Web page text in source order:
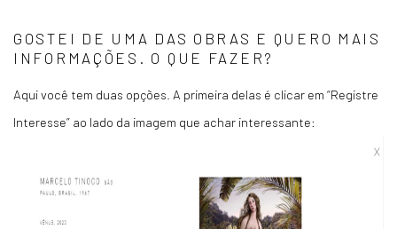
GOSTEI DE UMA DAS OBRAS E QUERO MAIS
INFORMAÇÕES. O QUE FAZER?
Aqui você tem duas opções. A primeira delas é clicar em “Registre
Interesse” ao lado da imagem que achar interessante: